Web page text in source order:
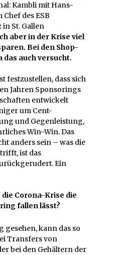
Kambli mit Hans-
des ESB
St. Gallen
aber in der Krise viel
Bei den Shop-
das auch versucht.
festzustellen, dass sich
Jahren Sponsorings
entwickelt
um Cent-
und Gegenleistung,
Win-Win. Das
anders sein – was die
ist das
Ein
die Corona-Krise die
fallen lässt?
gesehen, kann das so
Transfers von
bei den Gehältern der